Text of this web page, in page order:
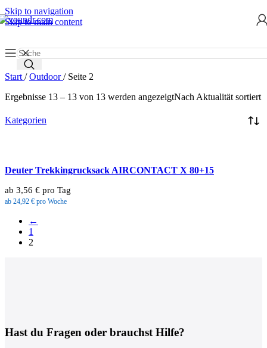
Skip to navigation
Skip to main content
Start / Outdoor/ Seite 2
Ergebnisse 13 – 13 von 13 werden angezeigtNach Aktualität sortiert
Kategorien
Deuter Trekkingrucksack AIRCONTACT X 80+15
ab 3,56 € pro Tag
ab 24,92 € pro Woche
←
1
2
Hast du Fragen oder brauchst Hilfe?